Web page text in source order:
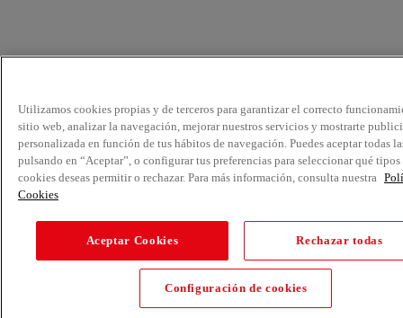
Utilizamos cookies propias y de terceros para garantizar el correcto
sitio web, analizar la navegación, mejorar nuestros servicios y mostrarte
personalizada en función de tus hábitos de navegación. Puedes aceptar todas
pulsando en “Aceptar”, o configurar tus preferencias para seleccionar qué tipos
cookies deseas permitir o rechazar. Para más información, consulta nuestra
Cookies
Aceptar Cookies Rechazar todas
Configuración de cookies